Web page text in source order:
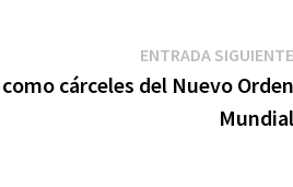
ENTRADA SIGUIENTE
cárceles del Nuevo Orden
Mundial